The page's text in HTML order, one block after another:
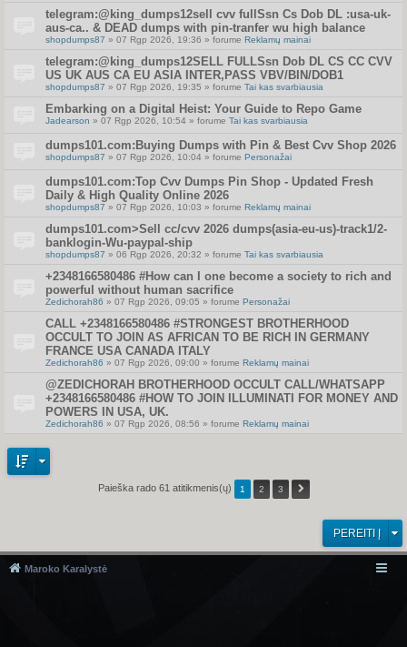
telegram:@king_dumps12sell cvv fullSsn Cs Dob DL :usa-uk-
aus-ca.. & DEAD dumps with pin-tranfer wu high balance
shopdumps87 » 07 Rgp 2026, 19:36 » forume Reklamų mainai
telegram:@king_dumps12SELL FULLSsn Dob DL CS CC CVV
US UK AUS CA EU ASIA INTER,PASS VBV/BIN/DOB1
shopdumps87 » 07 Rgp 2026, 19:35 » forume Tai kas svarbiausia
Embarking on a Digital Heist: Your Guide to Repo Game
Jadearson » 07 Rgp 2026, 10:54 » forume Tai kas svarbiausia
dumps101.com:Buying Dumps with Pin & Best Cvv Shop 2026
shopdumps87 » 07 Rgp 2026, 10:04 » forume Personažai
dumps101.com:Top Cvv Dumps Pin Shop - Updated Fresh
Daily & High Quality Online 2026
shopdumps87 » 07 Rgp 2026, 10:03 » forume Reklamų mainai
dumps101.com>Sell cc/cvv 2026 dumps(asia-eu-us)-track1/2-
banklogin-Wu-paypal-ship
shopdumps87 » 06 Rgp 2026, 20:32 » forume Tai kas svarbiausia
+2348166580486 #How can I one become a society to rich and
powerful without human sacrifice
Zedichorah86 » 07 Rgp 2026, 09:05 » forume Personažai
CALL +2348166580486 #STRONGEST BROTHERHOOD
OCCULT TO JOIN AS AFRICAN TO BE RICH IN GERMANY
FRANCE USA CANADA ITALY
Zedichorah86 » 07 Rgp 2026, 09:00 » forume Reklamų mainai
@ZEDICHORAH BROTHERHOOD OCCULT CALL/WHATSAPP
+2348166580486 #HOW TO JOIN ILLUMINATI FOR MONEY AND
POWERS IN USA, UK.
Zedichorah86 » 07 Rgp 2026, 08:56 » forume Reklamų mainai
Paieška rado 61 atitikmenis(ų) 1 2 3
PEREITI Į
Maroko Karalystė